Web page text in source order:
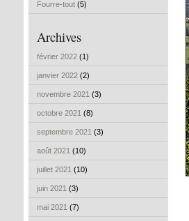
Fourre-tout (5)
Archives
février 2022 (1)
janvier 2022 (2)
novembre 2021 (3)
octobre 2021 (8)
septembre 2021 (3)
août 2021 (10)
juillet 2021 (10)
juin 2021 (3)
mai 2021 (7)